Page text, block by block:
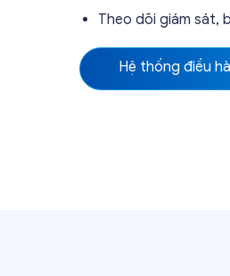
Theo dõi giám sát,
Hệ thống điều